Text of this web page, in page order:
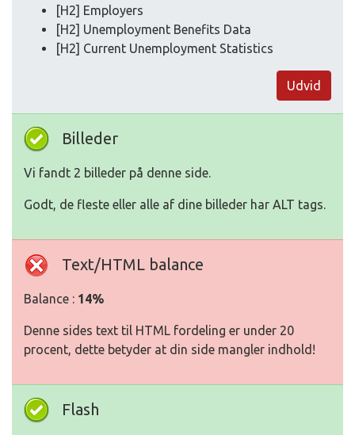
[H2] Employers
[H2] Unemployment Benefits Data
[H2] Current Unemployment Statistics
Udvid
Billeder
Vi fandt 2 billeder på denne side.
Godt, de fleste eller alle af dine billeder har ALT tags.
Text/HTML balance
Balance : 14%
Denne sides text til HTML fordeling er under 20
procent, dette betyder at din side mangler indhold!
Flash